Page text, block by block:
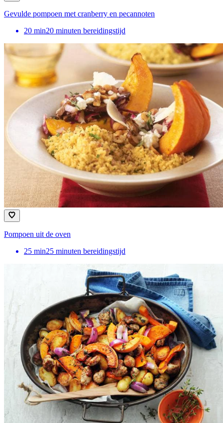
Gevulde pompoen met cranberry en pecannoten
20 min20 minuten bereidingstijd
Pompoen uit de oven
25 min25 minuten bereidingstijd